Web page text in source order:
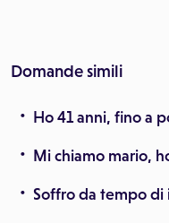
Domande simili
Ho 41 anni, fino a
Mi chiamo mario,
Soffro da tempo di